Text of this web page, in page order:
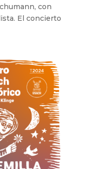
con
El concierto